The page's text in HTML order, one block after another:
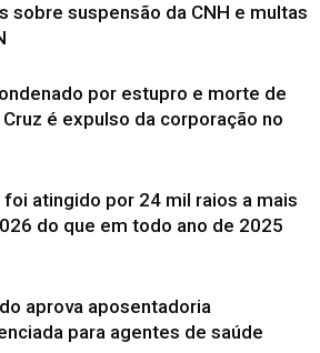
sobre suspensão da CNH e multas
por estupro e morte de
Cruz é expulso da corporação no
foi atingido por 24 mil raios a mais
do que em todo ano de 2025
aprova aposentadoria
para agentes de saúde